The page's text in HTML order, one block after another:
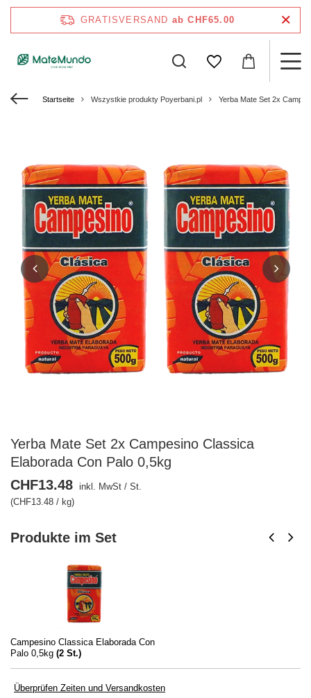
GRATISVERSAND ab CHF65.00
Startseite Wszystkie produkty Poyerbani.pl Yerba Mate Set 2x
Yerba Mate Set 2x Campesino Classica
Elaborada Con Palo 0,5kg
Produkte im Set
Campesino Classica Elaborada Con
Palo 0,5kg (2 St.)
Überprüfen Zeiten und Versandkosten
CHF13.48 inkl. MwSt / St.
(CHF13.48 / kg)